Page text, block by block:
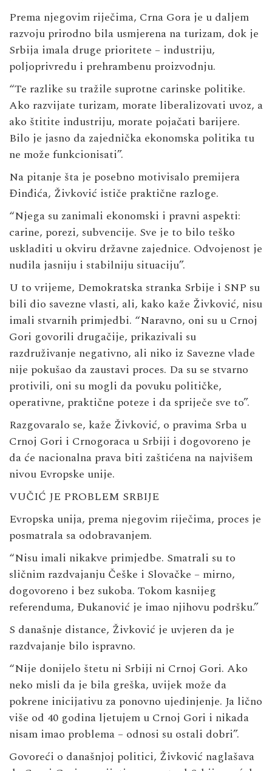
Prema njegovim riječima, Crna Gora je u daljem
razvoju prirodno bila usmjerena na turizam, dok je
Srbija imala druge prioritete – industriju,
poljoprivredu i prehrambenu proizvodnju.
“Te razlike su tražile suprotne carinske politike.
Ako razvijate turizam, morate liberalizovati uvoz, a
ako štitite industriju, morate pojačati barijere.
Bilo je jasno da zajednička ekonomska politika tu
ne može funkcionisati”.
Na pitanje šta je posebno motivisalo premijera
Đinđića, Živković ističe praktične razloge.
“Njega su zanimali ekonomski i pravni aspekti:
carine, porezi, subvencije. Sve je to bilo teško
uskladiti u okviru državne zajednice. Odvojenost je
nudila jasniju i stabilniju situaciju”.
U to vrijeme, Demokratska stranka Srbije i SNP su
bili dio savezne vlasti, ali, kako kaže Živković, nisu
imali stvarnih primjedbi. “Naravno, oni su u Crnoj
Gori govorili drugačije, prikazivali su
razdruživanje negativno, ali niko iz Savezne vlade
nije pokušao da zaustavi proces. Da su se stvarno
protivili, oni su mogli da povuku političke,
operativne, praktične poteze i da spriječe sve to”.
Razgovaralo se, kaže Živković, o pravima Srba u
Crnoj Gori i Crnogoraca u Srbiji i dogovoreno je
da će nacionalna prava biti zaštićena na najvišem
nivou Evropske unije.
VUČIĆ JE PROBLEM SRBIJE
Evropska unija, prema njegovim riječima, proces je
posmatrala sa odobravanjem.
“Nisu imali nikakve primjedbe. Smatrali su to
sličnim razdvajanju Češke i Slovačke – mirno,
dogovoreno i bez sukoba. Tokom kasnijeg
referenduma, Đukanović je imao njihovu podršku.”
S današnje distance, Živković je uvjeren da je
razdvajanje bilo ispravno.
“Nije donijelo štetu ni Srbiji ni Crnoj Gori. Ako
neko misli da je bila greška, uvijek može da
pokrene inicijativu za ponovno ujedinjenje. Ja lično
više od 40 godina ljetujem u Crnoj Gori i nikada
nisam imao problema – odnosi su ostali dobri”.
Govoreći o današnjoj politici, Živković naglašava